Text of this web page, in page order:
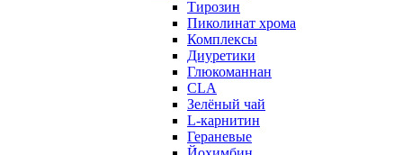
Тирозин
Пиколинат хрома
Комплексы
Диуретики
Глюкоманнан
CLA
Зелёный чай
L-карнитин
Гераневые